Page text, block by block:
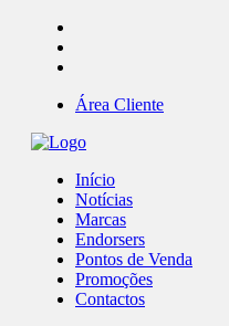
Área Cliente
Início
Notícias
Marcas
Endorsers
Pontos de Venda
Promoções
Contactos